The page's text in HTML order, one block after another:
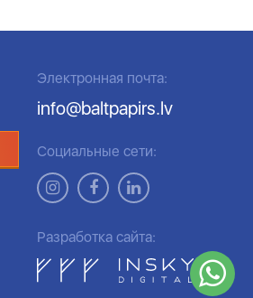
Электронная почта:
info@baltpapirs.lv
Социальные сети:
Разработка сайта: